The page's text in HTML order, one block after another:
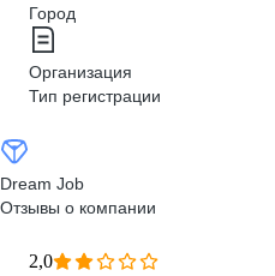
Город
Организация
Тип регистрации
Dream Job
Отзывы о компании
2,0